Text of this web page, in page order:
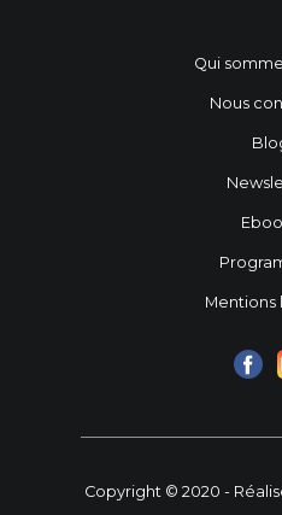
Qui
Nous
Mentions
Copyright © 2020 -